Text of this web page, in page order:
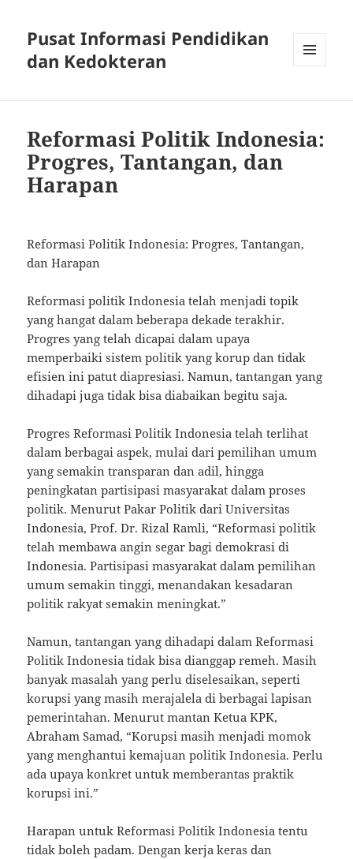
Pusat Informasi Pendidikan
dan Kedokteran
Reformasi Politik Indonesia:
Progres, Tantangan, dan
Harapan
Reformasi Politik Indonesia: Progres, Tantangan,
dan Harapan
Reformasi politik Indonesia telah menjadi topik
yang hangat dalam beberapa dekade terakhir.
Progres yang telah dicapai dalam upaya
memperbaiki sistem politik yang korup dan tidak
efisien ini patut diapresiasi. Namun, tantangan yang
dihadapi juga tidak bisa diabaikan begitu saja.
Progres Reformasi Politik Indonesia telah terlihat
dalam berbagai aspek, mulai dari pemilihan umum
yang semakin transparan dan adil, hingga
peningkatan partisipasi masyarakat dalam proses
politik. Menurut Pakar Politik dari Universitas
Indonesia, Prof. Dr. Rizal Ramli, “Reformasi politik
telah membawa angin segar bagi demokrasi di
Indonesia. Partisipasi masyarakat dalam pemilihan
umum semakin tinggi, menandakan kesadaran
politik rakyat semakin meningkat.”
Namun, tantangan yang dihadapi dalam Reformasi
Politik Indonesia tidak bisa dianggap remeh. Masih
banyak masalah yang perlu diselesaikan, seperti
korupsi yang masih merajalela di berbagai lapisan
pemerintahan. Menurut mantan Ketua KPK,
Abraham Samad, “Korupsi masih menjadi momok
yang menghantui kemajuan politik Indonesia. Perlu
ada upaya konkret untuk memberantas praktik
korupsi ini.”
Harapan untuk Reformasi Politik Indonesia tentu
tidak boleh padam. Dengan kerja keras dan